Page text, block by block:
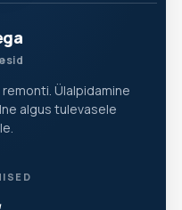
Ülalpidamine
algus tulevasele